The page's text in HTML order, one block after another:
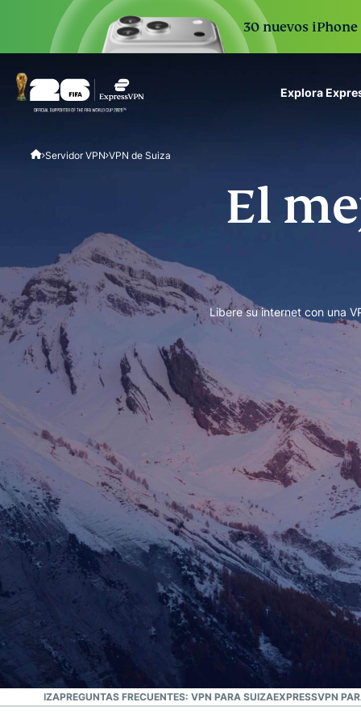
30 nuevos
Explora
scale.
Servidor VPN VPN de Suiza
El
Libere su internet con una
La VPN #1
La mejor VPN para Suiza
SUIZAPREGUNTAS FRECUENTES: VPN PARA SUIZAEXPRESSVPN